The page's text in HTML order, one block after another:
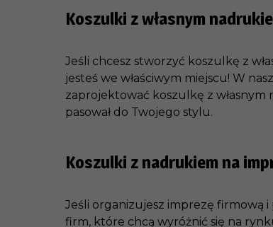
Koszulki z własnym
Jeśli chcesz stworzyć koszulkę z
jesteś we właściwym miejscu! W
zaprojektować koszulkę z
pasował do Twojego stylu.
Koszulki z nadrukiem na
Jeśli organizujesz imprezę firmową
firm, które chcą wyróżnić się na